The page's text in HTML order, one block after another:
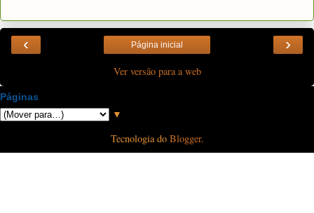
‹ ›
Página inicial
Ver versão para a web
Páginas
▼
Tecnologia do Blogger.